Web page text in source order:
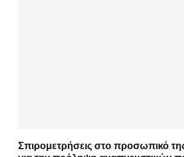
Σπιρομετρήσεις στο προσωπικό